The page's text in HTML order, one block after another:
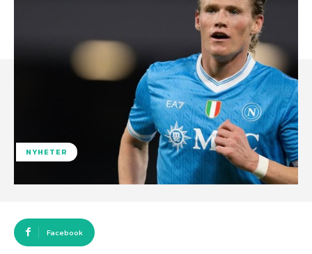
NYHETER
Facebook